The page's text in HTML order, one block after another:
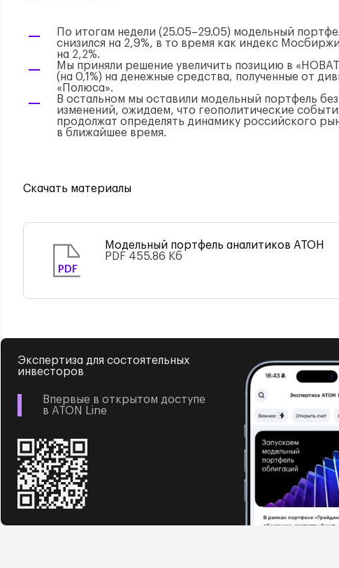
По итогам недели (25.05–29.05) модельный
снизился на 2,9%, в то время как индекс
на 2,2%.
Мы приняли решение увеличить позицию в
(на 0,1%) на денежные средства, полученные от
«Полюса».
В остальном мы оставили модельный портфель без
изменений, ожидаем, что геополитические
продолжат определять динамику российского
в ближайшее время.
Скачать материалы
PDF
Модельный портфель аналитиков АТОН
PDF 455.86 Кб
Экспертиза для состоятельных
инвесторов
Впервые в открытом доступе
в ATON Line